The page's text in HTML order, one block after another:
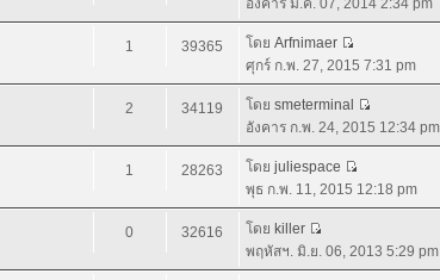
อังคาร ม.ค. 07, 2014 2:34 pm
1 39365 โดย Arfnimaer
ศุกร์ ก.พ. 27, 2015 7:31 pm
2 34119 โดย smeterminal
อังคาร ก.พ. 24, 2015 12:34 pm
1 28263 โดย juliespace
พุธ ก.พ. 11, 2015 12:18 pm
0 32616 โดย killer
พฤหัสฯ. มิ.ย. 06, 2013 5:29 pm